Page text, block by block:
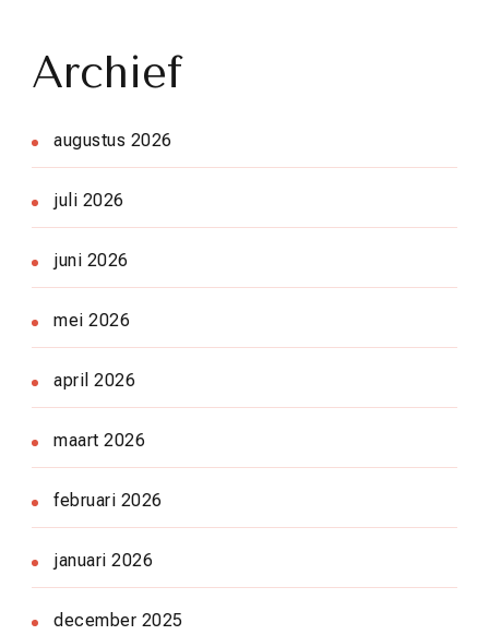
Archief
augustus 2026
juli 2026
juni 2026
mei 2026
april 2026
maart 2026
februari 2026
januari 2026
december 2025